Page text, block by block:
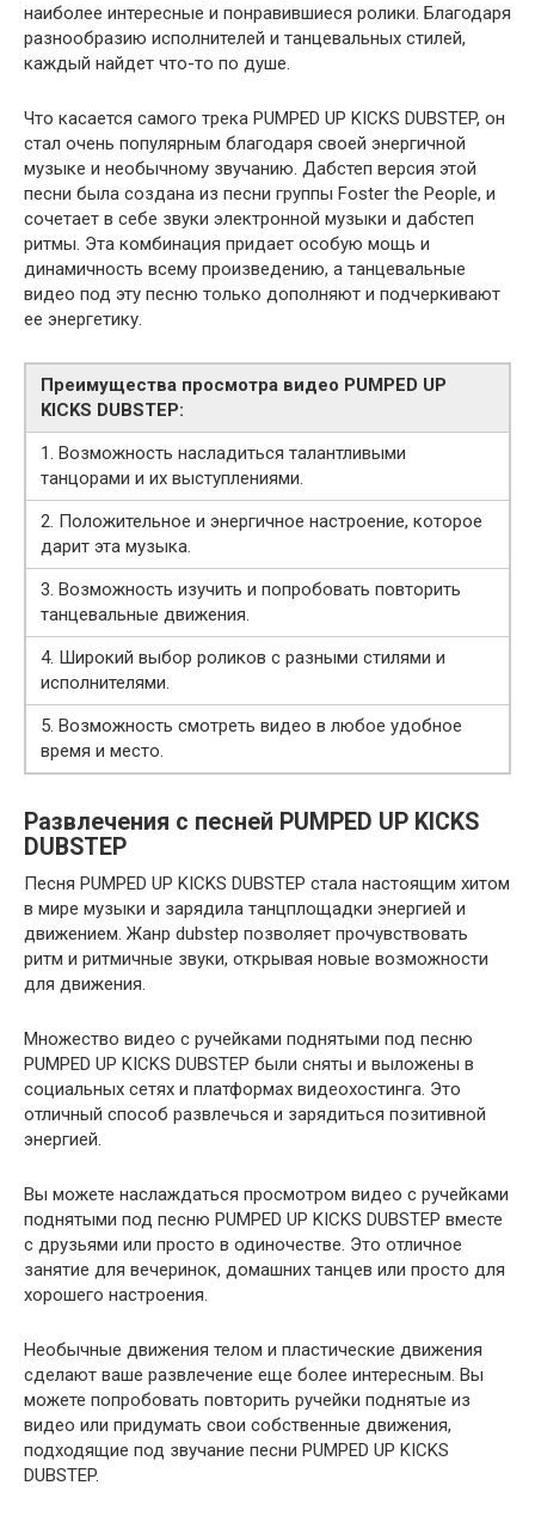
наиболее интересные и понравившиеся ролики. Благодаря
разнообразию исполнителей и танцевальных стилей,
каждый найдет что-то по душе.
Что касается самого трека PUMPED UP KICKS DUBSTEP, он
стал очень популярным благодаря своей энергичной
музыке и необычному звучанию. Дабстеп версия этой
песни была создана из песни группы Foster the People, и
сочетает в себе звуки электронной музыки и дабстеп
ритмы. Эта комбинация придает особую мощь и
динамичность всему произведению, а танцевальные
видео под эту песню только дополняют и подчеркивают
ее энергетику.
Преимущества просмотра видео PUMPED UP
KICKS DUBSTEP:
1. Возможность насладиться талантливыми
танцорами и их выступлениями.
2. Положительное и энергичное настроение, которое
дарит эта музыка.
3. Возможность изучить и попробовать повторить
танцевальные движения.
4. Широкий выбор роликов с разными стилями и
исполнителями.
5. Возможность смотреть видео в любое удобное
время и место.
Развлечения с песней PUMPED UP KICKS
DUBSTEP
Песня PUMPED UP KICKS DUBSTEP стала настоящим хитом
в мире музыки и зарядила танцплощадки энергией и
движением. Жанр dubstep позволяет прочувствовать
ритм и ритмичные звуки, открывая новые возможности
для движения.
Множество видео с ручейками поднятыми под песню
PUMPED UP KICKS DUBSTEP были сняты и выложены в
социальных сетях и платформах видеохостинга. Это
отличный способ развлечься и зарядиться позитивной
энергией.
Вы можете наслаждаться просмотром видео с ручейками
поднятыми под песню PUMPED UP KICKS DUBSTEP вместе
с друзьями или просто в одиночестве. Это отличное
занятие для вечеринок, домашних танцев или просто для
хорошего настроения.
Необычные движения телом и пластические движения
сделают ваше развлечение еще более интересным. Вы
можете попробовать повторить ручейки поднятые из
видео или придумать свои собственные движения,
подходящие под звучание песни PUMPED UP KICKS
DUBSTEP.